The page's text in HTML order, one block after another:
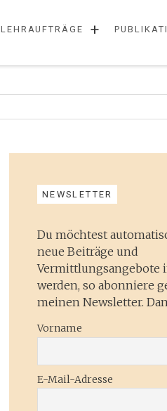
LEHRAUFTRÄGE +
NEWSLETTER
Du möchtest
neue Beiträge und
Vermittlungsangebote
werden, so abonniere
meinen Newsletter.
Vorname
E-Mail-Adresse